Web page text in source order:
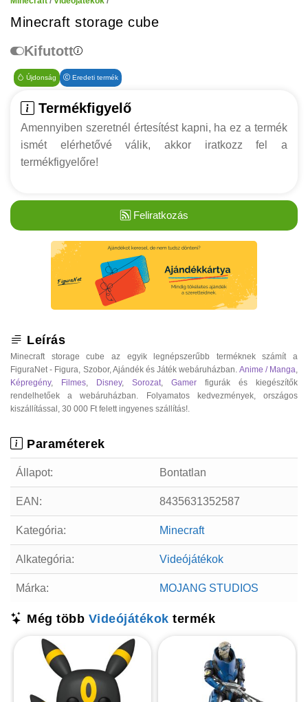
Minecraft storage cube
Kifutott
Újdonság Eredeti termék
Termékfigyelő
Amennyiben szeretnél értesítést kapni, ha ez a termék
ismét elérhetővé válik, akkor iratkozz fel a
termékfigyelőre!
Feliratkozás
Leírás
Minecraft storage cube az egyik legnépszerűbb terméknek számít a
FiguraNet - Figura, Szobor, Ajándék és Játék webáruházban. Anime / Manga
Képregény, Filmes Disney, Sorozat Gamer figurák és kiegészítők
rendelhetőek a webáruházban. Folyamatos kedvezmények, országos
kiszállítással, 30 000 Ft felett ingyenes szállítás!.
Paraméterek
Állapot: Bontatlan
EAN: 8435631352587
Kategória: Minecraft
Alkategória: Videójátékok
Márka: MOJANG STUDIOS
Még több Videójátékok termék